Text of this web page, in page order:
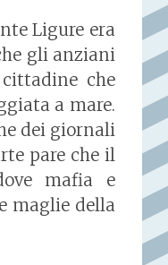
Ligure era
gli anziani
che
a mare.
dei giornali
pare che il
mafia e
maglie della